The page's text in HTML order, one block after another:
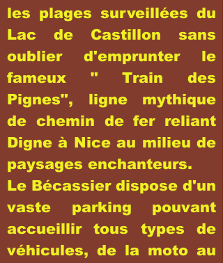
les plages surveillées du
Lac de Castillon sans
oublier d'emprunter le
fameux " Train des
Pignes", ligne mythique
de chemin de fer reliant
Digne à Nice au milieu de
paysages enchanteurs.
Le Bécassier dispose d'un
vaste parking pouvant
accueillir tous types de
véhicules, de la moto au